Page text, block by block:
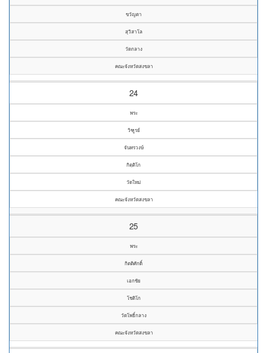
ขวัญตา
สุวิสาโล
วัดกลาง
คณะจังหวัดสงขลา
24
พระ
วิฑูรย์
จันทรวงษ์
กิตฺติโก
วัดใหม่
คณะจังหวัดสงขลา
25
พระ
กิตติศักดิ์
เอกชัย
โชติโก
วัดโพธิ์กลาง
คณะจังหวัดสงขลา